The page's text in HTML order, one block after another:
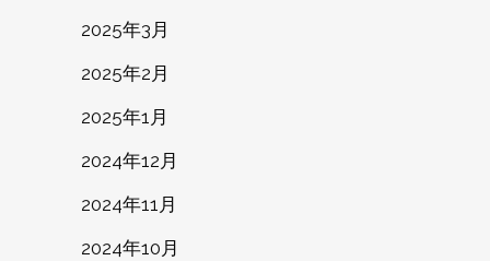
2025年3月
2025年2月
2025年1月
2024年12月
2024年11月
2024年10月